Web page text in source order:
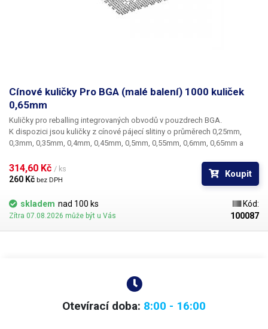
Cínové kuličky Pro BGA (malé balení) 1000 kuliček
0,65mm
Kuličky pro reballing integrovaných obvodů v pouzdrech BGA.
K dispozici jsou kuličky z cínové pájecí slitiny o průměrech 0,25mm,
0,3mm, 0,35mm, 0,4mm, 0,45mm, 0,5mm, 0,55mm, 0,6mm, 0,65mm a
BGA mřížky pro překuličkování. Ampule obsahuje vždy 1000 kusů
kuliček o daném průměru.
314,60 Kč / ks
260 Kč bez DPH
Koupit
skladem nad 100 ks
Zítra 07.08.2026 může být u Vás
Kód:
100087
Otevírací doba: 8:00 - 16:00